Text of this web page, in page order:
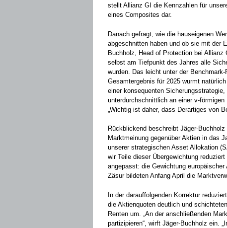
stellt Allianz GI die Kennzahlen für
eines Composites dar.
Danach gefragt, wie die hauseigenen
abgeschnitten haben und ob sie mit der
Buchholz, Head of Protection bei
selbst am Tiefpunkt des Jahres alle
wurden. Das leicht unter der
Gesamtergebnis für 2025 wurmt
einer konsequenten
unterdurchschnittlich an einer v-
„Wichtig ist daher, dass Derartiges von
Rückblickend beschreibt Jäger-
Marktmeinung gegenüber Aktien in das
unserer strategischen Asset Allokation
wir Teile dieser Übergewichtung
angepasst: die Gewichtung
Zäsur bildeten Anfang April die
In der darauffolgenden Korrektur
die Aktienquoten deutlich und
Renten um. „An der anschließenden
partizipieren“, wirft Jäger-Buchholz ein.